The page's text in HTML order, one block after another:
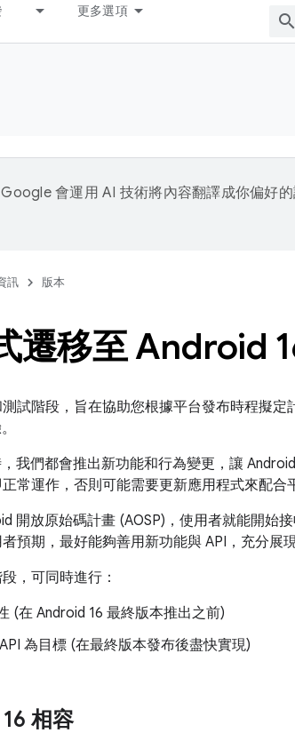
更多選項
Google 會運用 AI 技術將內容翻譯成你偏好的
訊 版本
遷移至 Android
試階段，旨在協助您根據平台發布時程擬定
我們都會推出新功能和行為變更，讓
常運作，否則可能需要更新應用程式來配合
開放原始碼計畫 (AOSP)，使用者就能開始
預期，最好能夠善用新功能與 API，充分展
，可同時進行：
(在 Android 16 最終版本推出之前)
為目標 (在最終版本發布後盡快實現)
相容